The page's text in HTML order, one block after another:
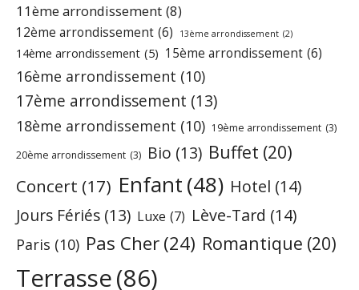
11ème arrondissement (8)
12ème arrondissement (6) 13ème arrondissement (2)
14ème arrondissement (5) 15ème arrondissement (6)
16ème arrondissement (10)
17ème arrondissement (13)
18ème arrondissement (10) 19ème arrondissement (3)
20ème arrondissement (3) Bio (13) Buffet (20)
Concert (17) Enfant(48) Hotel (14)
Jours Fériés (13) Luxe (7) Lève-Tard (14)
Paris (10) Pas Cher(24) Romantique (20)
Terrasse(86)